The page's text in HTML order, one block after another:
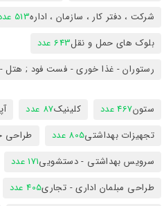
شرکت ، دفتر کار ، سازمان ، اداره513 عدد
بلوک های حمل و نقل643 عدد
رستوران - غذا خوری - فست فود ; هتل -
ستون467 عدد کلینیک87 عدد
تجهیزات بهداشتی805 عدد طراحی
سرویس بهداشتی - دستشویی171 عدد
طراحی مبلمان اداری - تجاری405 عدد